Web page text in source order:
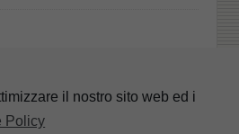
il nostro sito web ed i
Policy